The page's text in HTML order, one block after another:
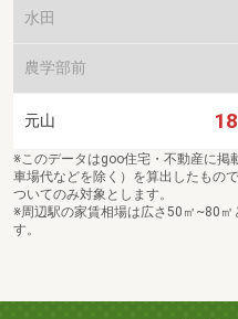
水田
農学部前
元山
※このデータはgoo住宅・不動産に掲
車場代などを除く）を算出したもの
ついてのみ対象とします。
※周辺駅の家賃相場は広さ50㎡~80
す。